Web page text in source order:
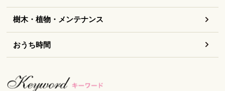
樹木・植物・メンテナンス
おうち時間